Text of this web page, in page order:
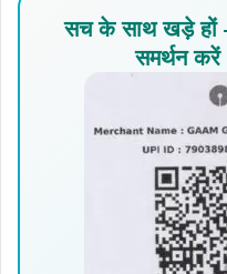
सच के साथ खड़े हों
समर्थन